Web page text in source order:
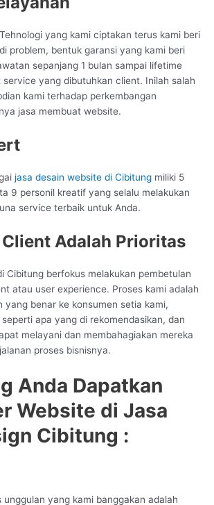
yang kami ciptakan terus kami beri
problem, bentuk garansi yang kami beri
sepanjang 1 bulan sampai lifetime
service yang dibutuhkan client. Inilah salah
kami terhadap perkembangan
jasa membuat website.
jasa desain website di Cibitung miliki 5
9 personil kreatif yang selalu melakukan
service terbaik untuk Anda.
Adalah Prioritas
Cibitung berfokus melakukan pembetulan
atau user experience. Proses kami adalah
yang benar ke konsumen setia kami,
apa yang di rekomendasikan, dan
melayani dan membahagiakan mereka
proses bisnisnya.
Anda Dapatkan
Website di Jasa
Cibitung :
unggulan yang kami banggakan adalah